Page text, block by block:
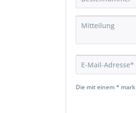
Die mit einem *